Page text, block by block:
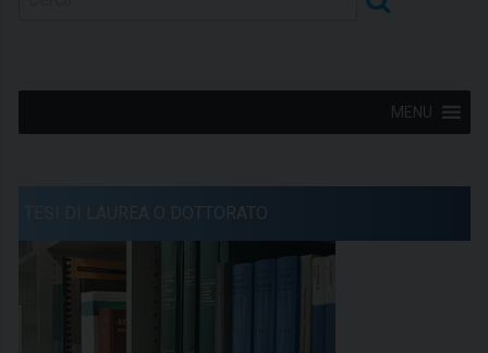
MENU
TESI DI LAUREA O DOTTORATO